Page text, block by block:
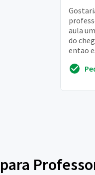
aula
do
entao
a sexta